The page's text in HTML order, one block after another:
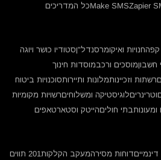
Zapier
Make SMSכל המדריכים
קפהחנויות ואיקומרסנדל"ןסטודיו כושר ויוגה
חשבוןמוסכים ורכבמוסדות חינוך
רשתות וזכיינותמלונות ותיירותסוכנויות ביטוח
וטרינריםלוגיסטיקה ומשלוחיםרשויות מקומיות
ומעונותבתי חוליםהייטק וסטארטאפים
דוחות מסירהמעקב הקלקות201 תווים